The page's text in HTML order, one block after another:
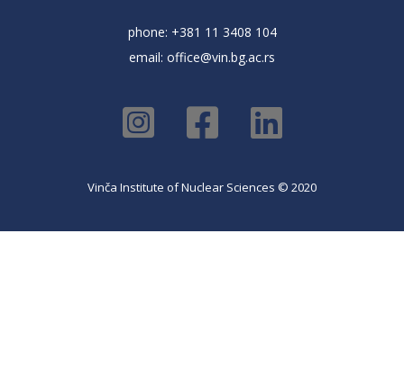
phone: +381 11 3408 104
email: office@vin.bg.ac.rs
Vinča Institute of Nuclear Sciences © 2020